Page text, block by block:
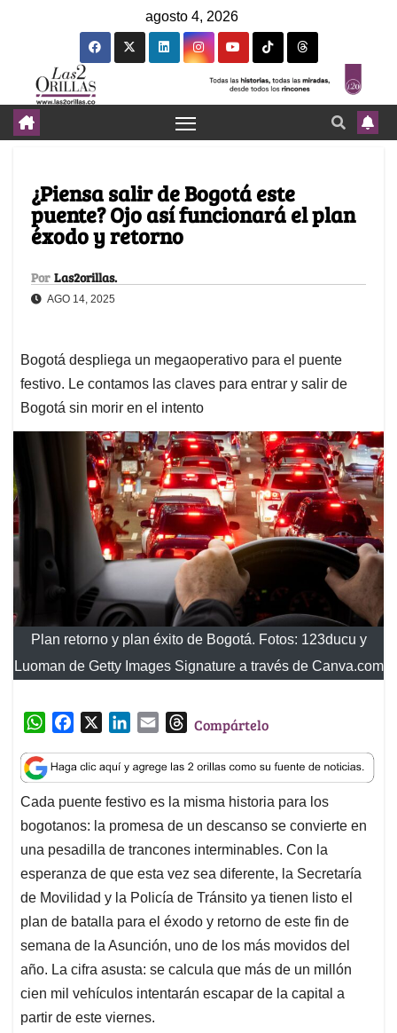
agosto 4, 2026
¿Piensa salir de Bogotá este
puente? Ojo así funcionará el plan
éxodo y retorno
Por Las2orillas.
AGO 14, 2025
Bogotá despliega un megaoperativo para el puente
festivo. Le contamos las claves para entrar y salir de
Bogotá sin morir en el intento
Plan retorno y plan éxito de Bogotá. Fotos: 123ducu y
Luoman de Getty Images Signature a través de Canva.com
W
a
t
s
A
p
p
c
e
b
o
o
k
n
k
e
d
I
n
a
i
l
T
r
e
a
d
s
Compártelo
Cada puente festivo es la misma historia para los
bogotanos: la promesa de un descanso se convierte en
una pesadilla de trancones interminables. Con la
esperanza de que esta vez sea diferente, la Secretaría
de Movilidad y la Policía de Tránsito ya tienen listo el
plan de batalla para el éxodo y retorno de este fin de
semana de la Asunción, uno de los más movidos del
año. La cifra asusta: se calcula que más de un millón
cien mil vehículos intentarán escapar de la capital a
partir de este viernes.